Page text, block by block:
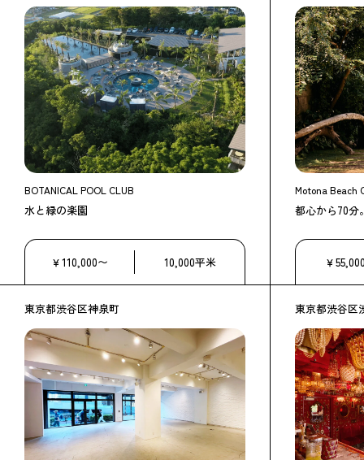
BOTANICAL POOL CLUB
水と緑の楽園
￥110,000〜 10,000平米
Motona Beach
都心から70分
￥
東京都渋谷区神泉町 東京都渋谷区